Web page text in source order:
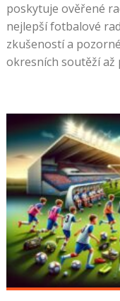
poskytuje ověřené
nejlepší fotbalové
zkušeností a
okresních soutěží až